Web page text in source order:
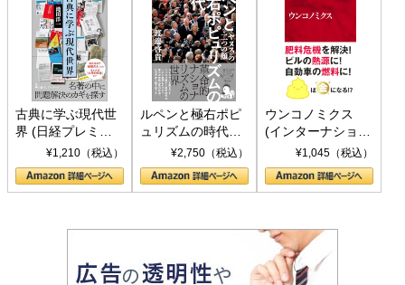
古典に学ぶ現代世
界 (日経プレミア
シリーズ)¥1,210（税込）
ルペンと極右ポピ
ュリズムの時代：
〈ヤヌス〉の二つ
の顔
¥2,750（税込）
ウンコノミクス
(インターナショナ
ル新書)¥1,045（税込）